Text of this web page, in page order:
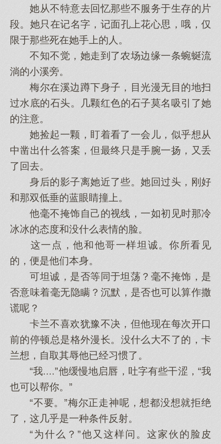
她从不特意去回忆那些不服务于生存的片
段。她只在记名字，记面孔上花心思，哦，仅
限于那些死在她手上的人。
不知不觉，她走到了农场边缘一条蜿蜒流
淌的小溪旁。
梅尔在溪边蹲下身子，目光漫无目的地扫
过水底的石头。几颗红色的石子莫名吸引了她
的注意。
她捡起一颗，盯着看了一会儿，似乎想从
中凿出什么答案，但最终只是手腕一扬，又丢
了回去。
身后的影子离她近了些。她回过头，刚好
和那双低垂的蓝眼睛撞上。
他毫不掩饰自己的视线，一如初见时那冷
冰冰的态度和没什么表情的脸。
这一点，他和他哥一样坦诚。你所看见
的，便是他们本身。
可坦诚，是否等同于坦荡？毫不掩饰，是
否意味着毫无隐瞒？沉默，是否也可以算作撒
谎呢？
卡兰不喜欢犹豫不决，但他现在每次开口
前的停顿总是格外漫长。没什么大不了的，卡
兰想，自取其辱他已经习惯了。
“我....”他缓慢地启唇，吐字有些干涩，“我
也可以帮你。”
“不要。”梅尔正走神呢，想都没想就拒绝
了，这几乎是一种条件反射。
“为什么？”他又这样问。这家伙的脸皮